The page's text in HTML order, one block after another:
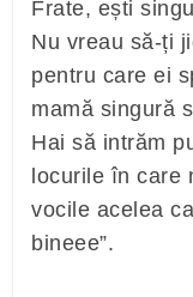
Frate, ești
Nu vreau să-ți
pentru care ei
mamă singură
Hai să intrăm
locurile în care
vocile acelea
bineee”.